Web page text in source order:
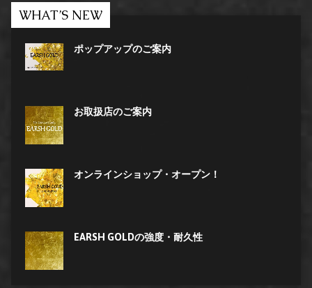
WHAT’S NEW
ポップアップのご案内
お取扱店のご案内
オンラインショップ・オープン！
EARSH GOLDの強度・耐久性